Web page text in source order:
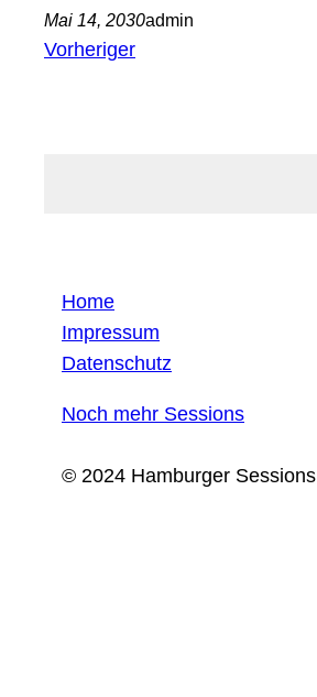
Mai 14, 2030admin
Vorheriger
Home
Impressum
Datenschutz
Noch mehr Sessions
© 2024 Hamburger Sessions